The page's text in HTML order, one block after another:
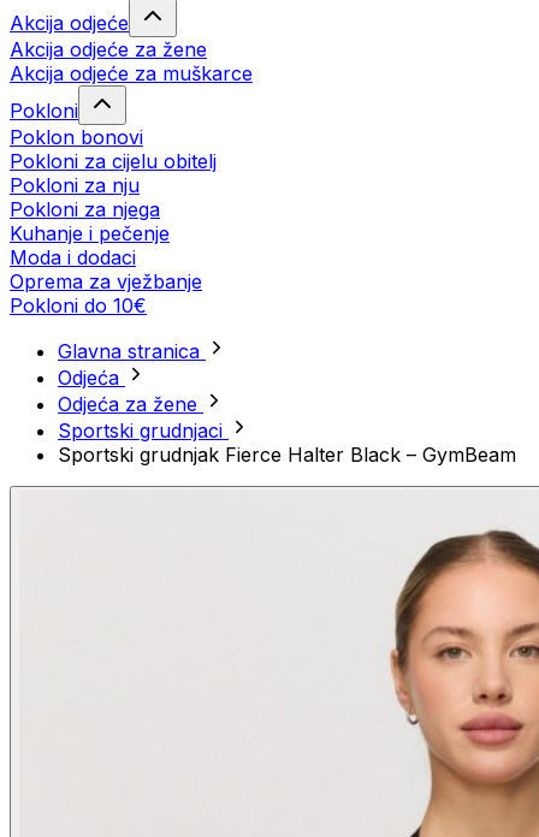
Akcija odjeće
Akcija odjeće za žene
Akcija odjeće za muškarce
Pokloni
Poklon bonovi
Pokloni za cijelu obitelj
Pokloni za nju
Pokloni za njega
Kuhanje i pečenje
Moda i dodaci
Oprema za vježbanje
Pokloni do 10€
Glavna stranica
Odjeća
Odjeća za žene
Sportski grudnjaci
Sportski grudnjak Fierce Halter Black – GymBeam